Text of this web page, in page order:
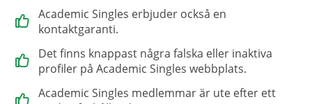
Academic Singles erbjuder också en
kontaktgaranti.
Det finns knappast några falska eller inaktiva
profiler på Academic Singles webbplats.
Academic Singles medlemmar är ute efter ett